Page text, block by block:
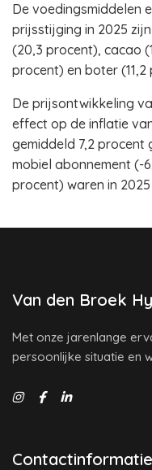
De voedingsmiddelen
prijsstijging in 2025
(20,3 procent), cacao
procent) en boter (11,2
De prijsontwikkeling
effect op de inflatie
gemiddeld 7,2 procent
mobiel abonnement (-
procent) waren in
Van den Broek
Met onze jarenlange
persoonlijke situatie en
Contactinformatie